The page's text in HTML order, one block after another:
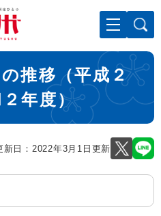
ばして本文へ
推移（平成２
年度）
新日：2022年3月1日更新